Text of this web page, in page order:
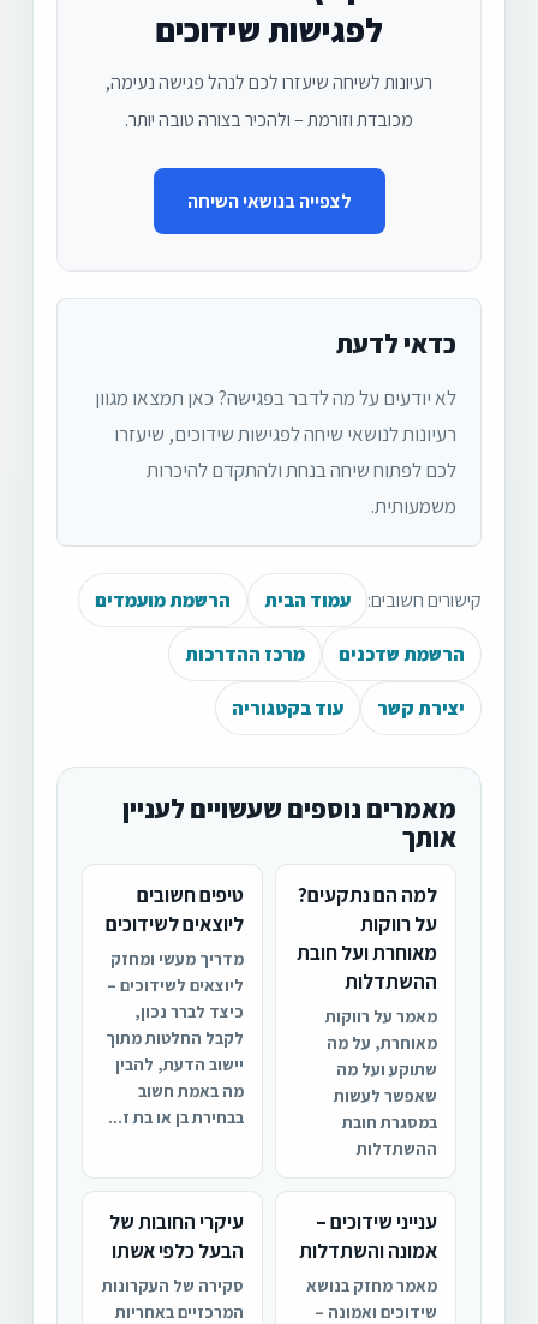
לפגישות שידוכים
רעיונות לשיחה שיעזרו לכם לנהל פגישה נעימה,
מכובדת וזורמת – ולהכיר בצורה טובה יותר.
לצפייה בנושאי השיחה
כדאי לדעת
לא יודעים על מה לדבר בפגישה? כאן תמצאו מגוון
רעיונות לנושאי שיחה לפגישות שידוכים, שיעזרו
לכם לפתוח שיחה בנחת ולהתקדם להיכרות
משמעותית.
קישורים חשובים: עמוד הבית הרשמת מועמדים
הרשמת שדכנים מרכז ההדרכות
יצירת קשר עוד בקטגוריה
מאמרים נוספים שעשויים לעניין
אותך
למה הם נתקעים?
על רווקות
מאוחרת ועל חובת
ההשתדלות
מאמר על רווקות
מאוחרת, על מה
שתוקע ועל מה
שאפשר לעשות
במסגרת חובת
ההשתדלות
טיפים חשובים
ליוצאים לשידוכים
מדריך מעשי ומחזק
ליוצאים לשידוכים –
כיצד לברר נכון,
לקבל החלטות מתוך
יישוב הדעת, להבין
מה באמת חשוב
בבחירת בן או בת ז...
ענייני שידוכים –
אמונה והשתדלות
מאמר מחזק בנושא
שידוכים ואמונה –
עיקרי החובות של
הבעל כלפי אשתו
סקירה של העקרונות
המרכזיים באחריות